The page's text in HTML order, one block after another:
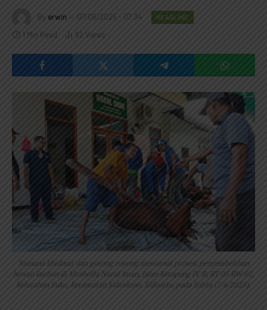
By erwin 07/06/2025 - 07:34 HEADLINE
1 Min Read 82 Views
Suasana khidmat dan gotong royong mewarnai prosesi penyembelihan
hewan kurban di Musholla Nurul Iman, Jalan Ketapang IV B, RT 05 RW 02,
Kelurahan Suko, Kecamatan Sukodono, Sidoarjo, pada Sabtu (7/6/2025).